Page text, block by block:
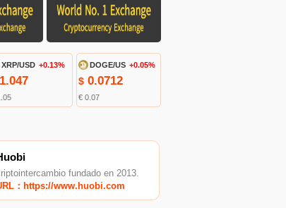
XRP/USD +0.13%
1.047
DOGE/US +0.05%
$ 0.0712
€ 0.07
fundado en 2013.
：https://www.huobi.com